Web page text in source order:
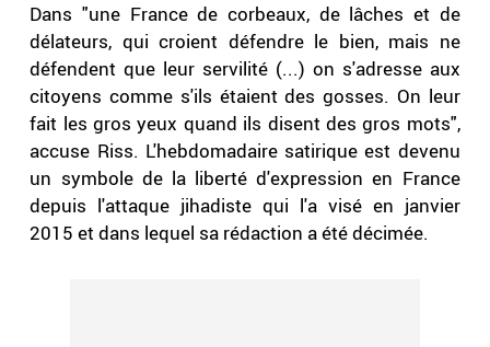
Dans "une France de corbeaux, de lâches et de
délateurs, qui croient défendre le bien, mais ne
défendent que leur servilité (...) on s'adresse aux
citoyens comme s'ils étaient des gosses. On leur
fait les gros yeux quand ils disent des gros mots",
accuse Riss. L'hebdomadaire satirique est devenu
un symbole de la liberté d'expression en France
depuis l'attaque jihadiste qui l'a visé en janvier
2015 et dans lequel sa rédaction a été décimée.